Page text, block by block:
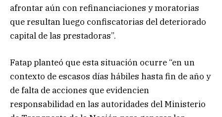
afrontar aún con refinanciaciones y moratorias
que resultan luego confiscatorias del deteriorado
capital de las prestadoras”.
Fatap planteó que esta situación ocurre “en un
contexto de escasos días hábiles hasta fin de año y
de falta de acciones que evidencien
responsabilidad en las autoridades del Ministerio